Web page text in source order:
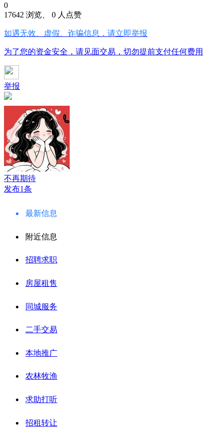
0
17642 浏览、 0 人点赞
如遇无效、虚假、诈骗信息，请立即举报
为了您的资金安全，请见面交易，切勿提前支付任何费用
举报
不再期待
发布1条
最新信息
附近信息
招聘求职
房屋租售
同城服务
二手交易
本地推广
农林牧渔
求助打听
招租转让